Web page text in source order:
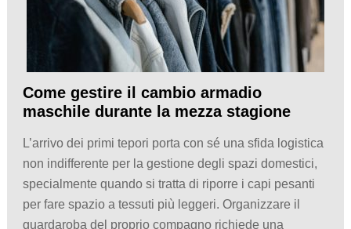
Come gestire il cambio armadio
maschile durante la mezza stagione
L’arrivo dei primi tepori porta con sé una sfida logistica
non indifferente per la gestione degli spazi domestici,
specialmente quando si tratta di riporre i capi pesanti
per fare spazio a tessuti più leggeri. Organizzare il
guardaroba del proprio compagno richiede una